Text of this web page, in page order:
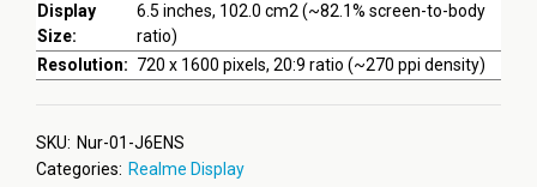
Display
Size:
6.5 inches, 102.0 cm2 (~82.1% screen-to-body
ratio)
Resolution: 720 x 1600 pixels, 20:9 ratio (~270 ppi density)
SKU: Nur-01-J6ENS
Categories: Realme Display